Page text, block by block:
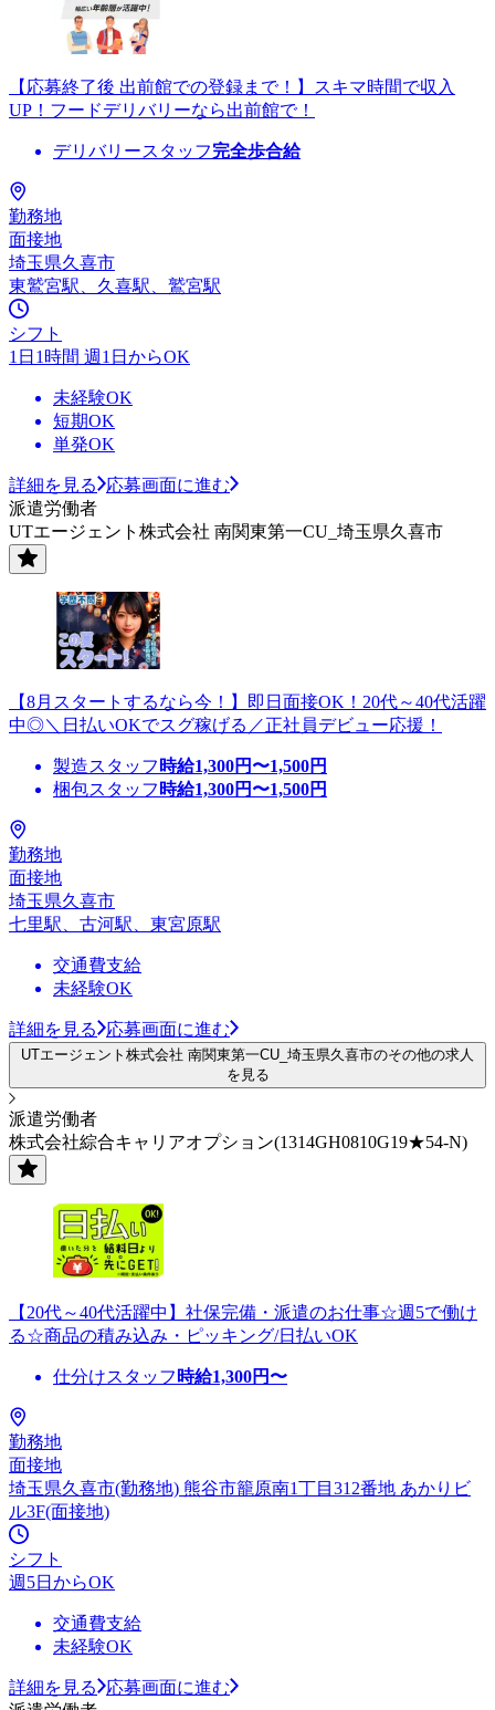
【応募終了後 出前館での登録まで！】スキマ時間で収入
UP！フードデリバリーなら出前館で！
デリバリースタッフ完全歩合給
勤務地
面接地
埼玉県久喜市
東鷲宮駅、久喜駅、鷲宮駅
シフト
1日1時間 週1日からOK
未経験OK
短期OK
単発OK
詳細を見る
応募画面に進む
派遣労働者
UTエージェント株式会社 南関東第一CU_埼玉県久喜市
【8月スタートするなら今！】即日面接OK！20代～40代活躍
中◎＼日払いOKでスグ稼げる／正社員デビュー応援！
製造スタッフ 時給1,300円〜1,500円
梱包スタッフ 時給1,300円〜1,500円
勤務地
面接地
埼玉県久喜市
七里駅、古河駅、東宮原駅
交通費支給
未経験OK
詳細を見る 応募画面に進む
UTエージェント株式会社 南関東第一CU_埼玉県久喜市のその他の求人
を見る
派遣労働者
株式会社綜合キャリアオプション(1314GH0810G19★54-N)
【20代～40代活躍中】社保完備・派遣のお仕事☆週5で働け
る☆商品の積み込み・ピッキング/日払いOK
仕分けスタッフ 時給1,300円〜
勤務地
面接地
埼玉県久喜市(勤務地) 熊谷市籠原南1丁目312番地 あかりビ
ル3F(面接地)
シフト
週5日からOK
交通費支給
未経験OK
詳細を見る
応募画面に進む